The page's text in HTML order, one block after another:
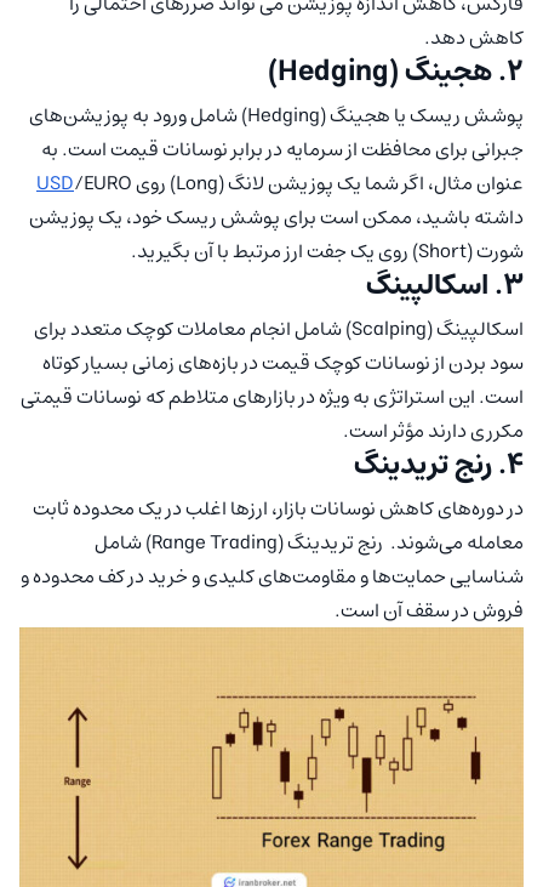
کاهش دهد.
۲. هجینگ (Hedging)
پوشش ریسک یا هجینگ (Hedging) شامل ورود به پوزیشن‌های
جبرانی برای محافظت از سرمایه در برابر نوسانات قیمت است. به
عنوان مثال، اگر شما یک پوزیشن لانگ (Long) روی
USD/EURO
داشته باشید، ممکن است برای پوشش ریسک خود، یک پوزیشن
شورت (Short) روی یک جفت ارز مرتبط با آن بگیرید.
۳. اسکالپینگ
اسکالپینگ (Scalping) شامل انجام معاملات کوچک متعدد برای
سود بردن از نوسانات کوچک قیمت در بازه‌های زمانی بسیار کوتاه
است. این استراتژی به ویژه در بازارهای متلاطم که نوسانات قیمتی
مکرری دارند مؤثر است.
۴. رنج تریدینگ
در دوره‌های کاهش نوسانات بازار، ارزها اغلب در یک محدوده‌ ثابت
معامله می‌شوند. رنج تریدینگ (Range Trading) شامل
شناسایی حمایت‌ها و مقاومت‌های کلیدی و خرید در کف محدوده و
فروش در سقف آن است.